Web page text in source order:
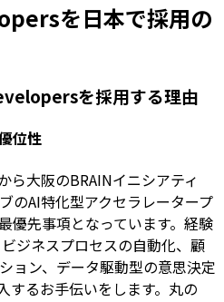
を日本で採用の
を採用する理由
位性
ら大阪のBRAINイニシアティ
のAI特化型アクセラレータープ
優先事項となっています。経験
ジネスプロセスの自動化、顧
ョン、データ駆動型の意思決定
するお手伝いをします。丸の